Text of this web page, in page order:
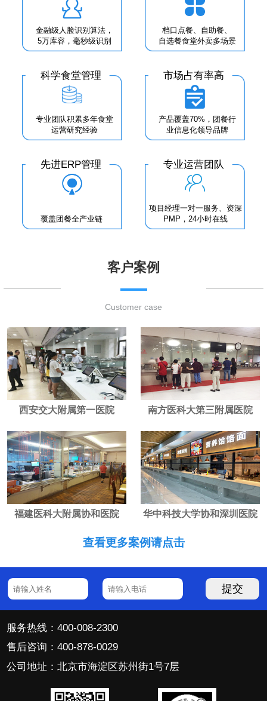
金融级人脸识别算法，
5万库容，毫秒级识别
档口点餐、自助餐、
自选餐食堂外卖多场景
科学食堂管理
专业团队积累多年食堂
运营研究经验
市场占有率高
产品覆盖70%，团餐行
业信息化领导品牌
先进ERP管理
覆盖团餐全产业链
专业运营团队
项目经理一对一服务、资深
PMP，24小时在线
客户案例
Customer case
西安交大附属第一医院 南方医科大第三附属医院
福建医科大附属协和医院 华中科技大学协和深圳医院
查看更多案例请点击
提交
服务热线：400-008-2300
售后咨询：400-878-0029
公司地址：北京市海淀区苏州街1号7层